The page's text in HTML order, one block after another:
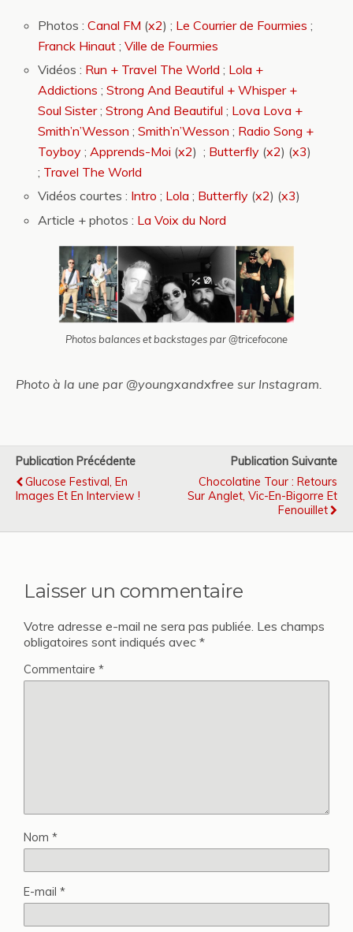
Photos :Canal FM (x2) ; Le Courrier de Fourmies ;
Franck Hinaut ;Ville de Fourmies
Vidéos : Run + Travel The World ; Lola +
Addictions ;Strong And Beautiful + Whisper +
Soul Sister;Strong And Beautiful ; Lova Lova +
Smith’n’Wesson ;Smith’n’Wesson ; Radio Song +
Toyboy ;Apprends-Moi (x2) ; Butterfly (x2) (x3)
; Travel The World
Vidéos courtes : Intro ; Lola ; Butterfly (x2) (x3)
Article + photos : La Voix du Nord
Photos balances et backstages par @tricefocone
Photo à la une par @youngxandxfree sur Instagram.
Publication Précédente
Glucose Festival, En
Images Et En Interview !
Publication Suivante
Chocolatine Tour : Retours
Sur Anglet, Vic-En-Bigorre Et
Fenouillet
Laisser un commentaire
Votre adresse e-mail ne sera pas publiée. Les champs
obligatoires sont indiqués avec *
Commentaire *
Nom *
E-mail *